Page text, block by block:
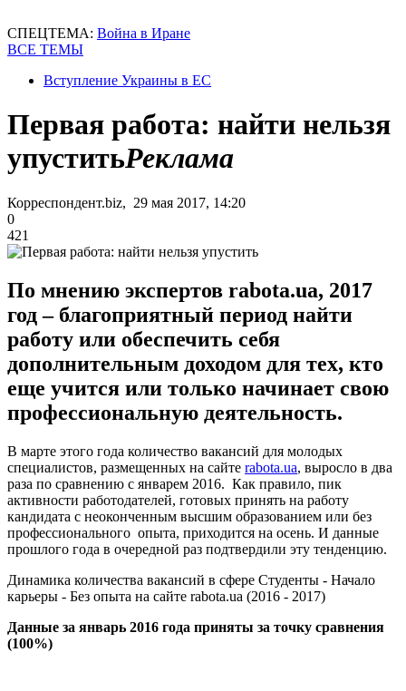
СПЕЦТЕМА: Война в Иране
ВСЕ ТЕМЫ
Вступление Украины в ЕС
Первая работа: найти нельзя
упуститьРеклама
Корреспондент.biz, 29 мая 2017, 14:20
0
421
По мнению экспертов rabota.ua, 2017
год – благоприятный период найти
работу или обеспечить себя
дополнительным доходом для тех, кто
еще учится или только начинает свою
профессиональную деятельность.
В марте этого года количество вакансий для молодых
специалистов, размещенных на сайте rabota.ua, выросло в два
раза по сравнению с январем 2016. Как правило, пик
активности работодателей, готовых принять на работу
кандидата с неоконченным высшим образованием или без
профессионального опыта, приходится на осень. И данные
прошлого года в очередной раз подтвердили эту тенденцию.
Динамика количества вакансий в сфере Студенты - Начало
карьеры - Без опыта на сайте rabota.ua (2016 - 2017)
Данные за январь 2016 года приняты за точку сравнения
(100%)